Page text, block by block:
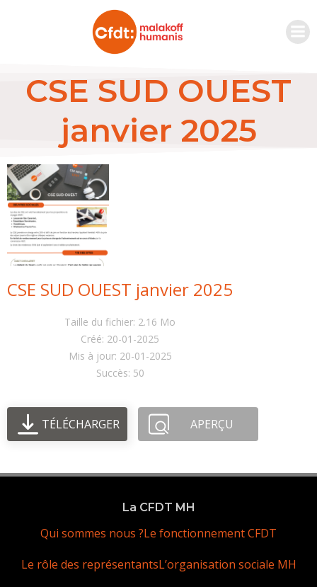
CSE SUD OUEST
janvier 2025
CSE SUD OUEST janvier 2025
Taille du fichier: 2.16 Mo
Créé: 20-01-2025
Mis à jour: 20-01-2025
Succès: 50
TÉLÉCHARGER APERÇU
La CFDT MH
Qui sommes nous ?Le fonctionnement CFDT
Le rôle des représentantsL’organisation sociale MH